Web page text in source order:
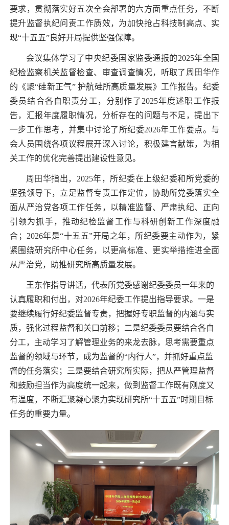
要求，贯彻落实好五次全会部署的六方面重点任务，不断
提升监督执纪问责工作质效，为加快抢占科技制高点、实
现“十五五”良好开局提供坚强保障。
会议集体学习了中央纪委国家监委通报的2025年全国
纪检监察机关监督检查、审查调查情况，听取了周田华作
的《聚“硅新正气” 护航硅所高质量发展》工作报告。纪委
委员结合各自职责分工，分别作了 2025年度述职工作报
告，汇报年度履职情况，分析存在的问题与不足，提出下
一步工作思考 ，并集中讨论了所纪委2026年工作要点。 与
会人员围绕各项议程展开深入讨论，积极建言献策，为相
关工作的优化完善提出建设性意见。
周田华指出， 2025年，所纪委在上级纪委和所党委的
坚强领导下，立足监督专责工作定位，协助所党委落实全
面从严治党各项工作任务，以精准监督、严肃执纪、正向
引领为抓手，推动纪检监督工作与科研创新工作深度融
合； 2026年是“十五五”开局之年，所纪委要主动作为，紧
紧围绕研究所中心任务，以更高标准、更实举措推进全面
从严治党，助推研究所高质量发展。
王东作指导讲话，代表所党委感谢纪委委员一年来的
认真履职和付出，对2026年纪委工作提出指导要求。一是
要继续履行好纪委监督专责，把握好专职监督的内涵与实
质，强化过程监督和关口前移；二是纪委委员要结合各自
分工，主动学习了解管理业务的来龙去脉，思考需要重点
监督的领域与环节，成为监督的“内行人”，并抓好重点监
督的任务落实；三是要结合研究所实际，把从严管理监督
和鼓励担当作为高度统一起来，做到监督工作既有刚度又
有温度，不断汇聚凝心聚力实现研究所“十五五”时期目标
任务的重要力量。